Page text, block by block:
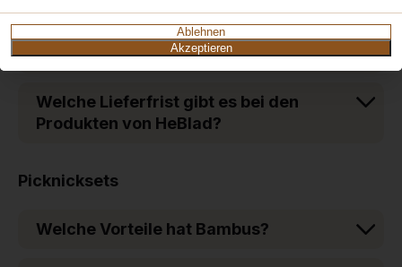
Ablehnen
Akzeptieren
Welches Zahlungsziel gilt bei der
Bestellung von Tischen und Bänken
aus Beton?
Welche Lieferfrist gibt es bei den
Produkten von HeBlad?
Picknicksets
Welche Vorteile hat Bambus?